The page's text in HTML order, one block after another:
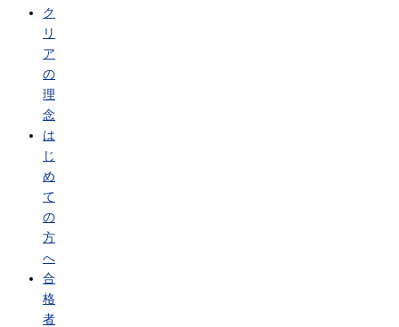
ク
リ
ア
の
理
念
は
じ
め
て
の
方
へ
合
格
者